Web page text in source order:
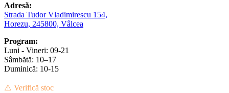
Adresă:
Strada Tudor Vladimirescu 154,
Horezu, 245800, Vâlcea
Program:
Luni - Vineri: 09-21
Sâmbătă: 10–17
Duminică: 10-15
⚠️ Verifică stoc